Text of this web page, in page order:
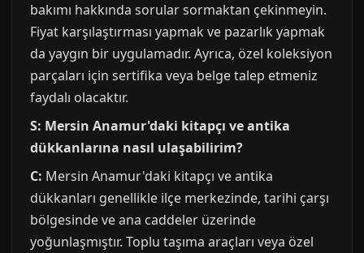
bakımı hakkında sorular sormaktan çekinmeyin.
Fiyat karşılaştırması yapmak ve pazarlık yapmak
da yaygın bir uygulamadır. Ayrıca, özel koleksiyon
parçaları için sertifika veya belge talep etmeniz
faydalı olacaktır.
S: Mersin Anamur'daki kitapçı ve antika
dükkanlarına nasıl ulaşabilirim?
C: Mersin Anamur'daki kitapçı ve antika
dükkanları genellikle ilçe merkezinde, tarihi çarşı
bölgesinde ve ana caddeler üzerinde
yoğunlaşmıştır. Toplu taşıma araçları veya özel